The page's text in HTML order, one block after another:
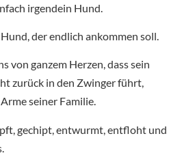
irgendein Hund.
der endlich ankommen soll.
von ganzem Herzen, dass sein
zurück in den Zwinger führt,
seiner Familie.
gechipt, entwurmt, entfloht und